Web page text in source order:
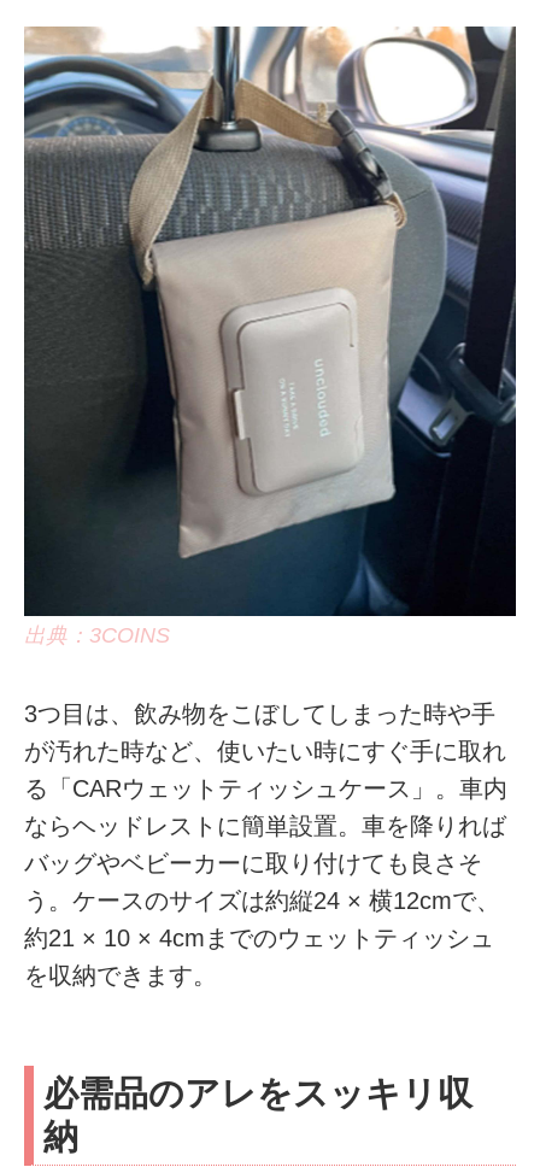
出典：3COINS
3つ目は、飲み物をこぼしてしまった時や手
が汚れた時など、使いたい時にすぐ手に取れ
る「CARウェットティッシュケース」。車内
ならヘッドレストに簡単設置。車を降りれば
バッグやベビーカーに取り付けても良さそ
う。ケースのサイズは約縦24 × 横12cmで、
約21 × 10 × 4cmまでのウェットティッシュ
を収納できます。
必需品のアレをスッキリ収
納